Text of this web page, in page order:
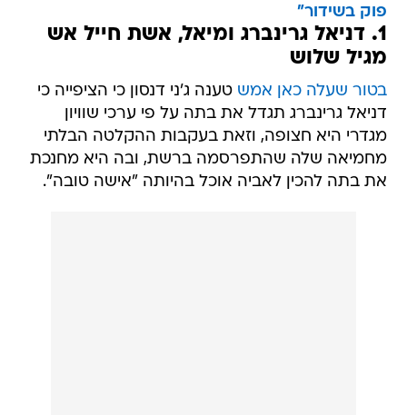
פוק בשידור"
1. דניאל גרינברג ומיאל, אשת חייל אש
מגיל שלוש
בטור שעלה כאן אמש טענה ג'ני דנסון כי הציפייה כי
דניאל גרינברג תגדל את בתה על פי ערכי שוויון
מגדרי היא חצופה, וזאת בעקבות ההקלטה הבלתי
מחמיאה שלה שהתפרסמה ברשת, ובה היא מחנכת
את בתה להכין לאביה אוכל בהיותה "אישה טובה".